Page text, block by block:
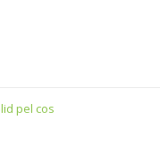
pel cos